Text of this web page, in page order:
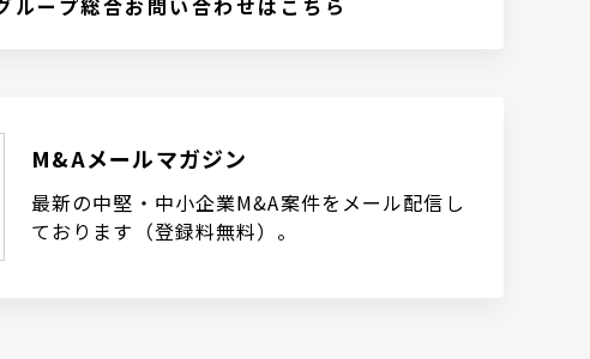
ループ総合お問い合わせはこちら
M&Aメールマガジン
最新の中堅・中小企業M&A案件をメール配信し
ております（登録料無料）。